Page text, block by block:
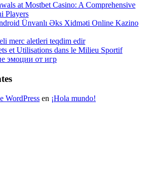
at Mostbet Casino: A Comprehensive
Players
Ünvanlı Əks Xidməti Online Kazino
merc aletleri teqdim edir
et Utilisations dans le Milieu Sportif
эмоции от игр
WordPress en ¡Hola mundo!